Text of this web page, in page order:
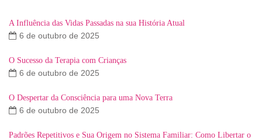
A Influência das Vidas Passadas na sua História Atual
6 de outubro de 2025
O Sucesso da Terapia com Crianças
6 de outubro de 2025
O Despertar da Consciência para uma Nova Terra
6 de outubro de 2025
Padrões Repetitivos e Sua Origem no Sistema Familiar: Como Libertar o